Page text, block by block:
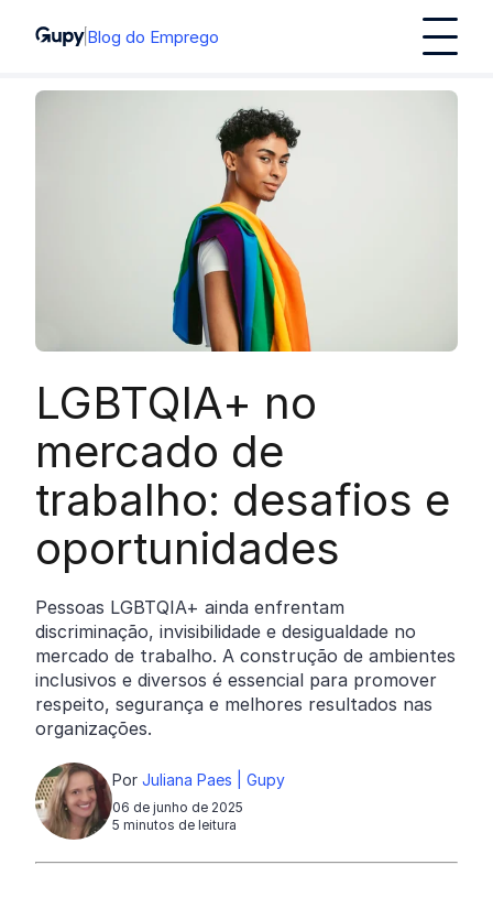
Blog do Emprego
LGBTQIA+ no
mercado de
trabalho: desafios e
oportunidades
Pessoas LGBTQIA+ ainda enfrentam
discriminação, invisibilidade e desigualdade no
mercado de trabalho. A construção de ambientes
inclusivos e diversos é essencial para promover
respeito, segurança e melhores resultados nas
organizações.
Por Juliana Paes | Gupy
06 de junho de 2025
5 minutos de leitura